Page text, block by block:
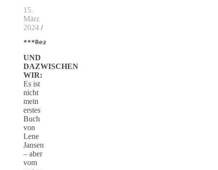
15.
März
2024 /
***Rezension***
UND
DAZWISCHEN
WIR:
Es ist
nicht
mein
erstes
Buch
von
Lene
Jansen
– aber
vom